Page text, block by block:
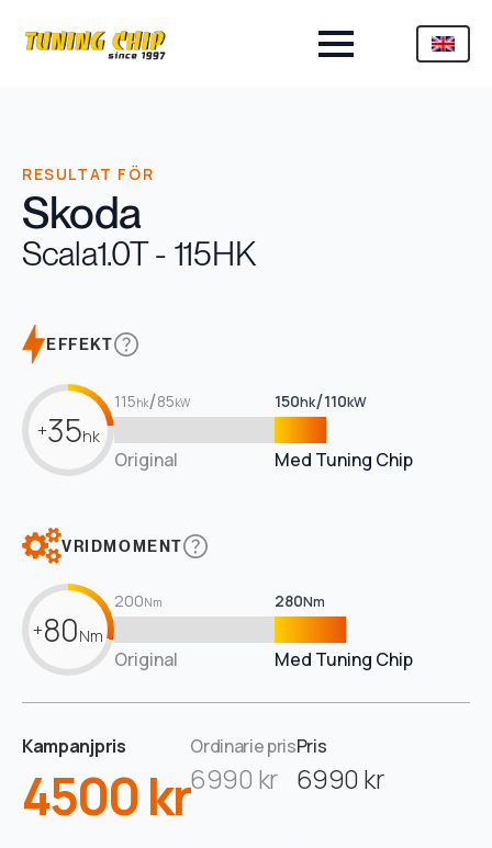
RESULTAT FÖR
Skoda
Scala1.0T - 115HK
EFFEKT
+35hk
115hk/85kW 150hk/110kW
Original Med Tuning Chip
VRIDMOMENT
+80Nm
200Nm 280Nm
Original Med Tuning Chip
Kampanjpris
4500 kr
Ordinarie pris
6990 kr
Pris
6990 kr